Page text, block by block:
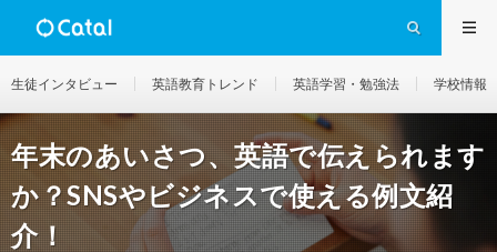
生徒インタビュー 英語教育トレンド 英語学習・勉強法 学校情報
年末のあいさつ、英語で伝えられます
か？SNSやビジネスで使える例文紹
介！